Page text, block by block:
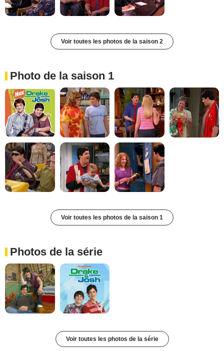
Voir toutes les photos de la saison 2
Photo de la saison 1
Voir toutes les photos de la saison 1
Photos de la série
Voir toutes les photos de la série